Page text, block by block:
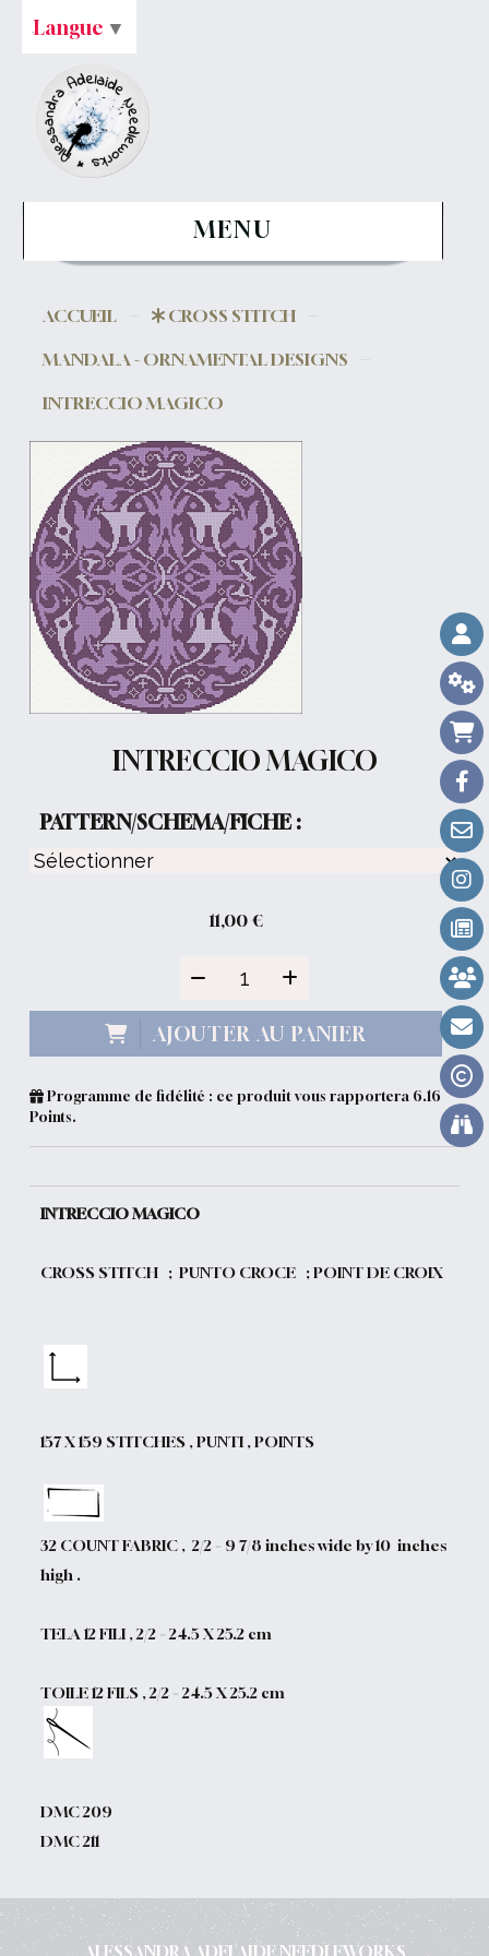
MENU
ACCUEIL
CROSS STITCH
MANDALA - ORNAMENTAL DESIGNS
INTRECCIO MAGICO
INTRECCIO MAGICO
PATTERN/SCHEMA/FICHE :
11,00 €
AJOUTER AU PANIER
Programme de fidélité : ce produit vous rapportera 6.16
Points.
INTRECCIO MAGICO
CROSS STITCH ; PUNTO CROCE ; POINT DE CROIX
157 X 159 STITCHES , PUNTI , POINTS
32 COUNT FABRIC , 2/2 = 9 7/8 inches wide by 10 inches
high .
TELA 12 FILI , 2/2 = 24.5 X 25.2 cm
TOILE 12 FILS , 2/2 = 24.5 X 25.2 cm
DMC 209
DMC 211
ALESSANDRA ADELAIDE NEEDLEWORKS
Langue ▼